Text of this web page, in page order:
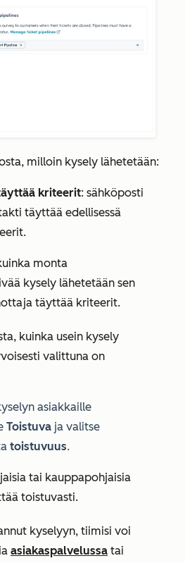
milloin kysely lähetetään:
kriteerit: sähköposti
täyttää edellisessä
monta
kysely lähetetään sen
täyttää kriteerit.
, kuinka usein kysely
valittuna on
asiakkaille
Toistuva ja valitse
toistuvuus.
tai kauppapohjaisia
toistuvasti.
kyselyyn, tiimisi voi
asiakaspalvelussa tai